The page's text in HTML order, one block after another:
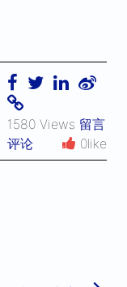
1580 Views 留言
评论
0like